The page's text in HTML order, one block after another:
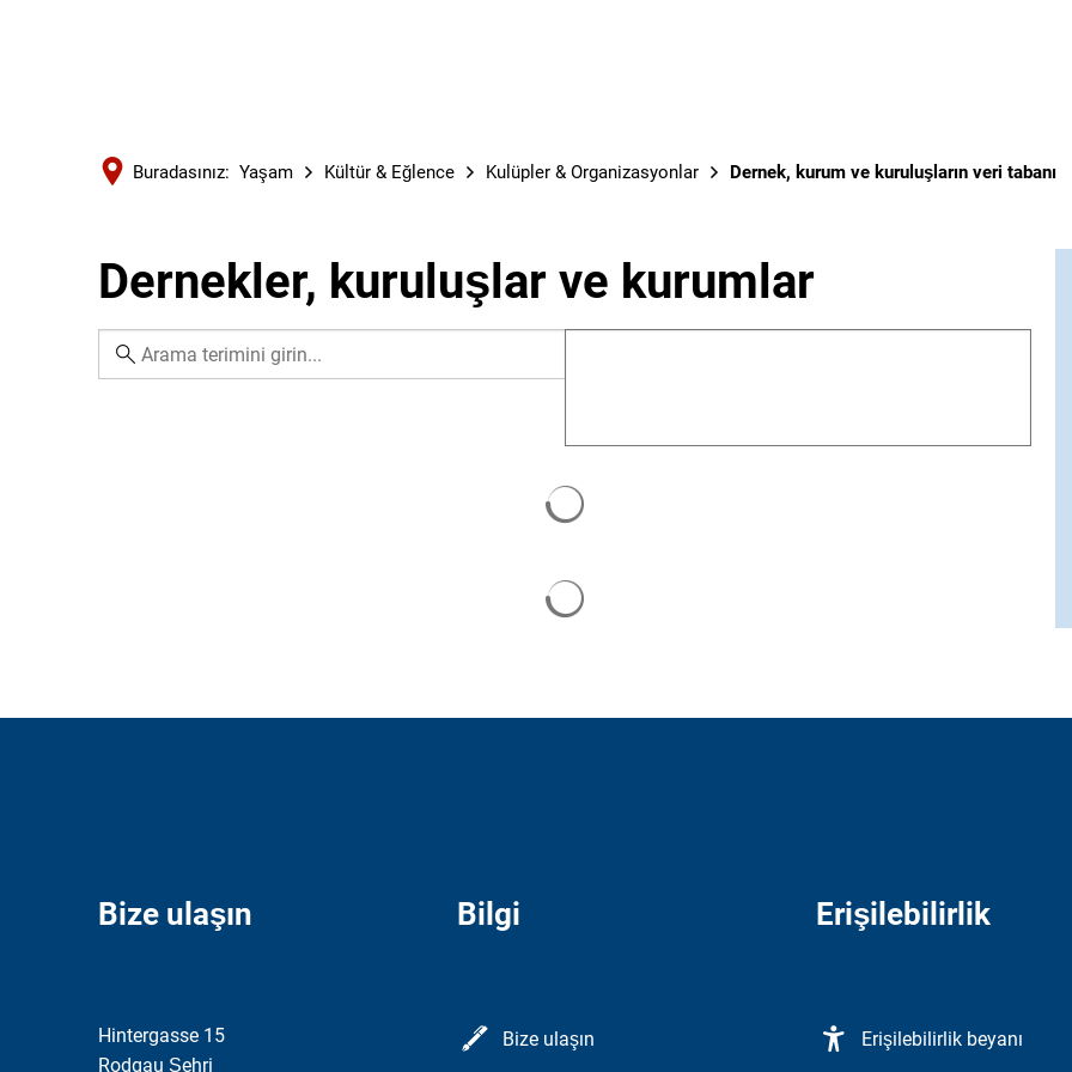
Buradasınız: Yaşam Kültür & Eğlence Kulüpler & Organizasyonlar Dernek, kurum ve kuruluşların veri tabanı
Dernekler, kuruluşlar ve kurumlar
Anahtar
Kelimeler
Bize ulaşın
Hintergasse 15
Rodgau Şehri
Bilgi
Bize ulaşın
Erişilebilirlik
Erişilebilirlik beyanı